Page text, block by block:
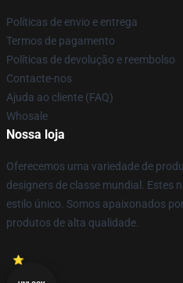
Políticas de envio e entrega
Termos de pagamento
Políticas de devolução e reembolso
Contacte-nos
Ajuda ao cliente (FAQ)
Whosale
Nossa loja
Oferecemos uma variedade de
designers de classe mundial. Estes
estilo único. Somos apaixonados
produtos de alta qualidade.